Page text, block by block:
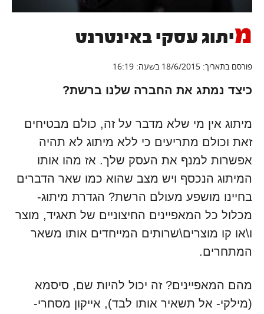
מיתוג עסקי באינטרנט
פורסם בתאריך: 18/6/2015 בשעה: 16:19
כיצד נמתג את החברה שלנו ברשת?
מיתוג אין מי שלא מדבר על זה, כולם מבטיחים
זאת וכולם מתריעים כי ללא מיתוג לא תהיה
אפשרות למנף את העסק שלך. אז מהו אותו
המיתוג הנכסף ויש מצב שהוא כמו שאר הדברים
בחיינו מושפע מעולם הרשת? הגדרת מיתוג-
מכלול כל המאפיינים החיצוניים של תאגיד, מוצר
ו\או קו מוצרים\שרותים המייחדים אותו משאר
המתחרים.
מהם המאפיינים? זה יכול להיות שם, סיסמא
(מילקי- אל תשאיר אותו לבד), אייקון מסחרי-